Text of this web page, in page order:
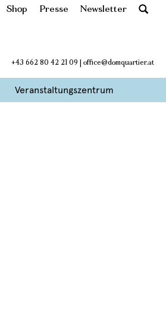
Shop Presse Newsletter
+43 662 80 42 21 09 | office@domquartier.at
Veranstaltungszentrum